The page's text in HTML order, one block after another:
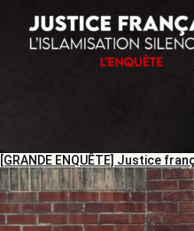
[GRANDE ENQUÊTE] Justice